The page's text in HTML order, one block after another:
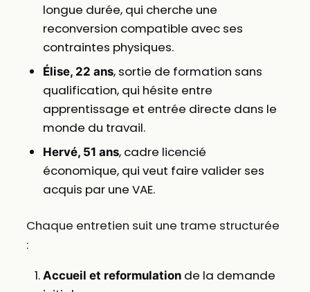
longue durée, qui cherche une
reconversion compatible avec ses
contraintes physiques.
Élise, 22 ans, sortie de formation sans
qualification, qui hésite entre
apprentissage et entrée directe dans le
monde du travail.
Hervé, 51 ans, cadre licencié
économique, qui veut faire valider ses
acquis par une VAE.
Chaque entretien suit une trame structurée
:
Accueil et reformulationde la demande